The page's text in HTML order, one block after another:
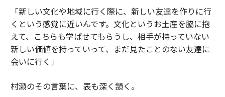
「新しい文化や地域に行く際に、新しい友達を作りに行
くという感覚に近いんです。文化というお土産を脇に抱
えて、こちらも学ばせてもらうし、相手が持っていない
新しい価値を持っていって、まだ見たことのない友達に
会いに行く」
村瀬のその言葉に、表も深く頷く。